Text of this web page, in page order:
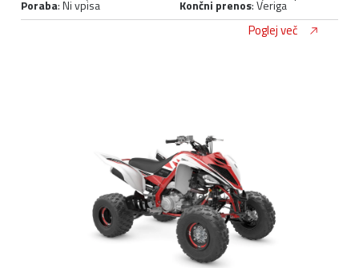
Poraba: Ni vpisa Končni prenos: Veriga
Poglej več